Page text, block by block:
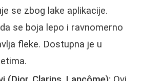
se zbog lake aplikacije.
se boja lepo i ravnomerno
fleke. Dostupna je u